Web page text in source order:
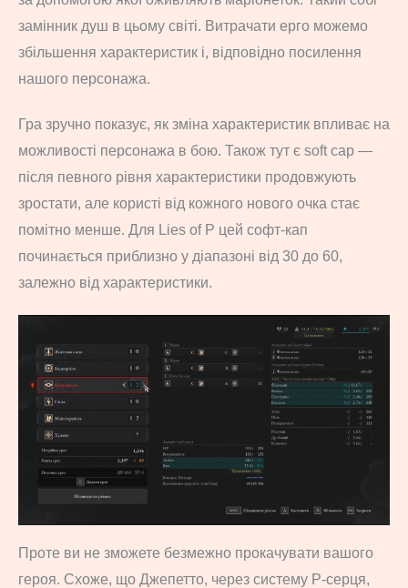
замінник душ в цьому світі. Витрачати ерго можемо
збільшення характеристик і, відповідно посилення
нашого персонажа.
Гра зручно показує, як зміна характеристик впливає на
можливості персонажа в бою. Також тут є soft cap —
після певного рівня характеристики продовжують
зростати, але користі від кожного нового очка стає
помітно менше. Для Lies of P цей софт-кап
починається приблизно у діапазоні від 30 до 60,
залежно від характеристики.
Проте ви не зможете безмежно прокачувати вашого
героя. Схоже, що Джепетто, через систему P-серця,